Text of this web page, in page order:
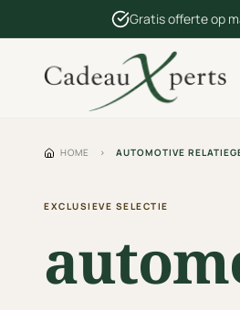
Gratis offerte op
HOME › AUTOMOTIVE
EXCLUSIEVE SELECTIE